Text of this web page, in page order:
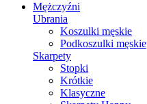
Mężczyźni
Ubrania
Koszulki męskie
Podkoszulki męskie
Skarpety
Stopki
Krótkie
Klasyczne